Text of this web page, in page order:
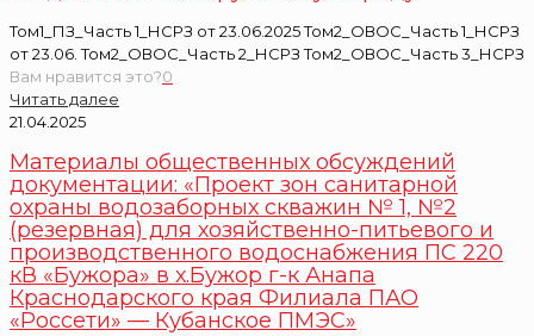
Том1_ПЗ_Часть 1_НСРЗ от 23.06.2025 Том2_ОВОС_Часть 1_НСРЗ
от 23.06. Том2_ОВОС_Часть 2_НСРЗ Том2_ОВОС_Часть 3_НСРЗ
Вам нравится это?0
Читать далее
21.04.2025
Материалы общественных обсуждений
документации: «Проект зон санитарной
охраны водозаборных скважин № 1, №2
(резервная) для хозяйственно-питьевого и
производственного водоснабжения ПС 220
кВ «Бужора» в х.Бужор г-к Анапа
Краснодарского края Филиала ПАО
«Россети» — Кубанское ПМЭС»